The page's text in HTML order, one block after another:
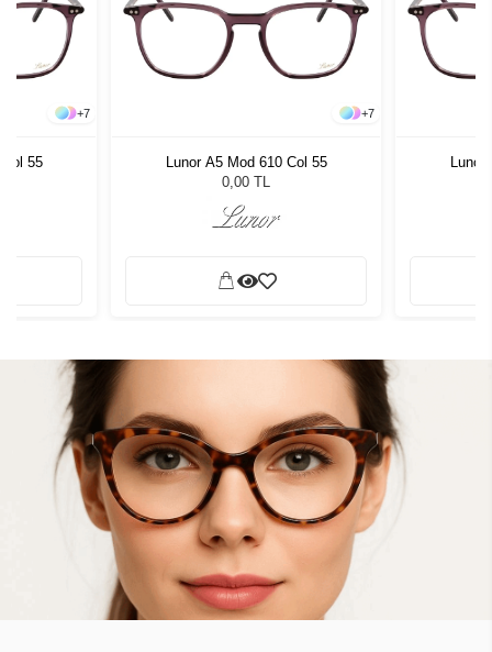
+7
55
+7
Lunor A5 Mod 610 Col 55
0,00 TL
Lunor